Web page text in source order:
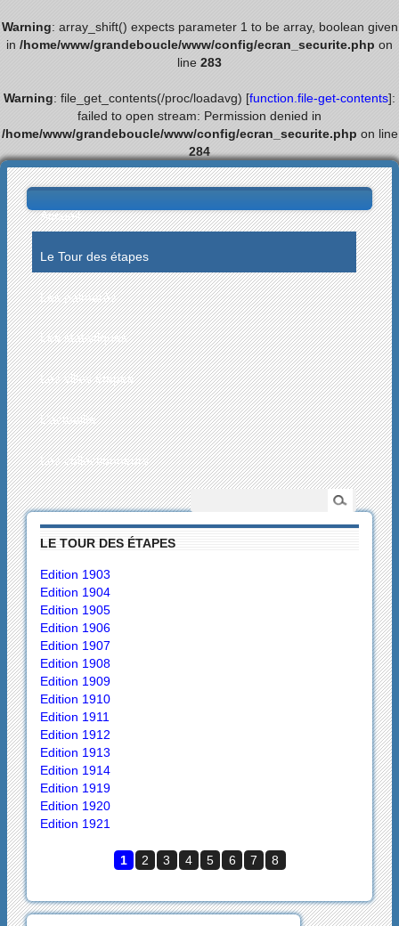
Warning: array_shift() expects parameter 1 to be array, boolean given
in /home/www/grandeboucle/www/config/ecran_securite.php on
line 283
Warning: file_get_contents(/proc/loadavg) [function.file-get-contents]:
failed to open stream: Permission denied in
/home/www/grandeboucle/www/config/ecran_securite.php on line
284
Accueil
Le Tour des étapes
Les palmarès
Les statistiques
Les villes étapes
L’actualité
Les collectionneurs
LE TOUR DES ÉTAPES
Edition 1903
Edition 1904
Edition 1905
Edition 1906
Edition 1907
Edition 1908
Edition 1909
Edition 1910
Edition 1911
Edition 1912
Edition 1913
Edition 1914
Edition 1919
Edition 1920
Edition 1921
1 2 3 4 5 6 7 8